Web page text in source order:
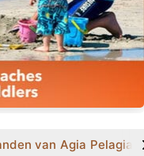
van Agia Pelagia